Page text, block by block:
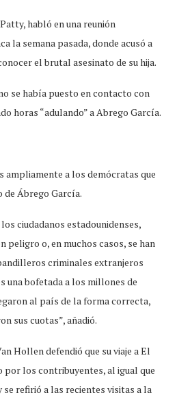
habló en una reunión
la semana pasada, donde acusó a
el brutal asesinato de su hija.
se había puesto en contacto con
horas “adulando” a Abrego García.
ampliamente a los demócratas que
de Ábrego García.
ciudadanos estadounidenses,
peligro o, en muchos casos, se han
criminales extranjeros
una bofetada a los millones de
al país de la forma correcta,
sus cuotas”, añadió.
Hollen defendió que su viaje a El
por los contribuyentes, al igual que
refirió a las recientes visitas a la